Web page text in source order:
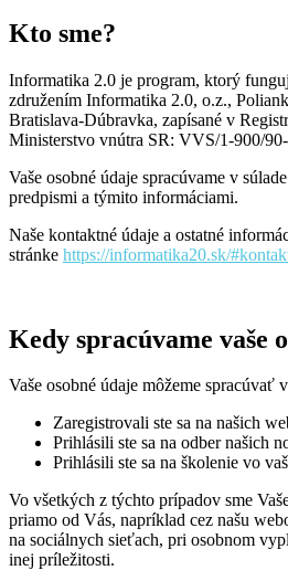
Kto sme?
Informatika 2.0 je program, ktorý
združením Informatika 2.0, o.z.,
Bratislava-Dúbravka, zapísané v
Ministerstvo vnútra SR: VVS/1-900/
Vaše osobné údaje spracúvame v
predpismi a týmito informáciami.
Naše kontaktné údaje a ostatné
stránke https://informatika20.sk/
Kedy spracúvame vaše
Vaše osobné údaje môžeme spracúvať
Zaregistrovali ste sa na našich
Prihlásili ste sa na odber našich
Prihlásili ste sa na školenie vo
Vo všetkých z týchto prípadov sme
priamo od Vás, napríklad cez našu
na sociálnych sieťach, pri osobnom
inej príležitosti.